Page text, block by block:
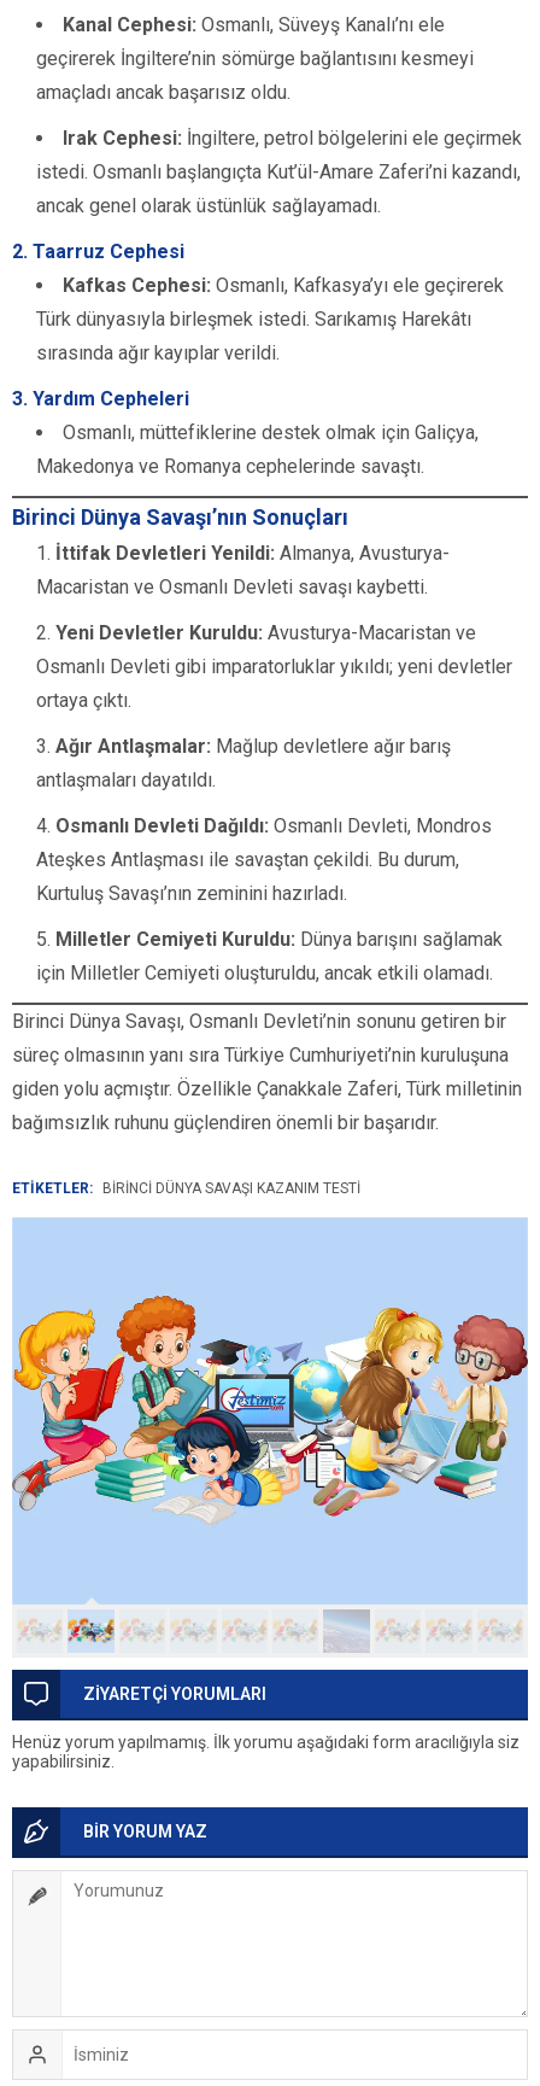
Kanal Cephesi: Osmanlı, Süveyş Kanalı’nı ele
geçirerek İngiltere’nin sömürge bağlantısını kesmeyi
amaçladı ancak başarısız oldu.
Irak Cephesi: İngiltere, petrol bölgelerini ele geçirmek
istedi. Osmanlı başlangıçta Kut’ül-Amare Zaferi’ni kazandı,
ancak genel olarak üstünlük sağlayamadı.
2. Taarruz Cephesi
Kafkas Cephesi: Osmanlı, Kafkasya’yı ele geçirerek
Türk dünyasıyla birleşmek istedi. Sarıkamış Harekâtı
sırasında ağır kayıplar verildi.
3. Yardım Cepheleri
Osmanlı, müttefiklerine destek olmak için Galiçya,
Makedonya ve Romanya cephelerinde savaştı.
Birinci Dünya Savaşı’nın Sonuçları
İttifak Devletleri Yenildi: Almanya, Avusturya-
Macaristan ve Osmanlı Devleti savaşı kaybetti.
Yeni Devletler Kuruldu: Avusturya-Macaristan ve
Osmanlı Devleti gibi imparatorluklar yıkıldı; yeni devletler
ortaya çıktı.
Ağır Antlaşmalar: Mağlup devletlere ağır barış
antlaşmaları dayatıldı.
Osmanlı Devleti Dağıldı: Osmanlı Devleti, Mondros
Ateşkes Antlaşması ile savaştan çekildi. Bu durum,
Kurtuluş Savaşı’nın zeminini hazırladı.
Milletler Cemiyeti Kuruldu: Dünya barışını sağlamak
için Milletler Cemiyeti oluşturuldu, ancak etkili olamadı.
Birinci Dünya Savaşı, Osmanlı Devleti’nin sonunu getiren bir
süreç olmasının yanı sıra Türkiye Cumhuriyeti’nin kuruluşuna
giden yolu açmıştır. Özellikle Çanakkale Zaferi, Türk milletinin
bağımsızlık ruhunu güçlendiren önemli bir başarıdır.
ETİKETLER: BIRINCI DÜNYA SAVAŞI KAZANIM TESTI
ZİYARETÇİ YORUMLARI
Henüz yorum yapılmamış. İlk yorumu aşağıdaki form aracılığıyla siz
yapabilirsiniz.
BİR YORUM YAZ